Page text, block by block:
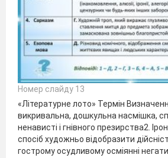
Номер слайду 13
«Літературне лото» Термін
викривальна, дошкульна насмішка,
ненависті і гнівного презирства2.
спосіб художньо відобразити
гострому осудливому осміянні